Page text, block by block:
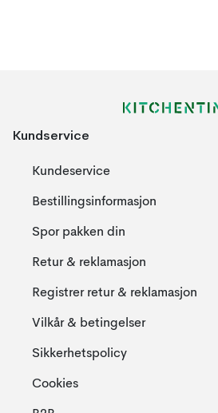
Kundservice
Kundeservice
Bestillingsinformasjon
Spor pakken din
Retur & reklamasjon
Registrer retur & reklamasjon
Vilkår & betingelser
Sikkerhetspolicy
Cookies